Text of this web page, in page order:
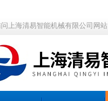
上海清易智能机械有限公司网站